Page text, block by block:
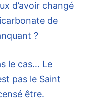
d’avoir changé
de
?
le cas… Le
pas le Saint
être.